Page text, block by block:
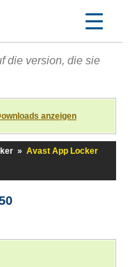
die version, die sie
anzeigen
» Avast App Locker